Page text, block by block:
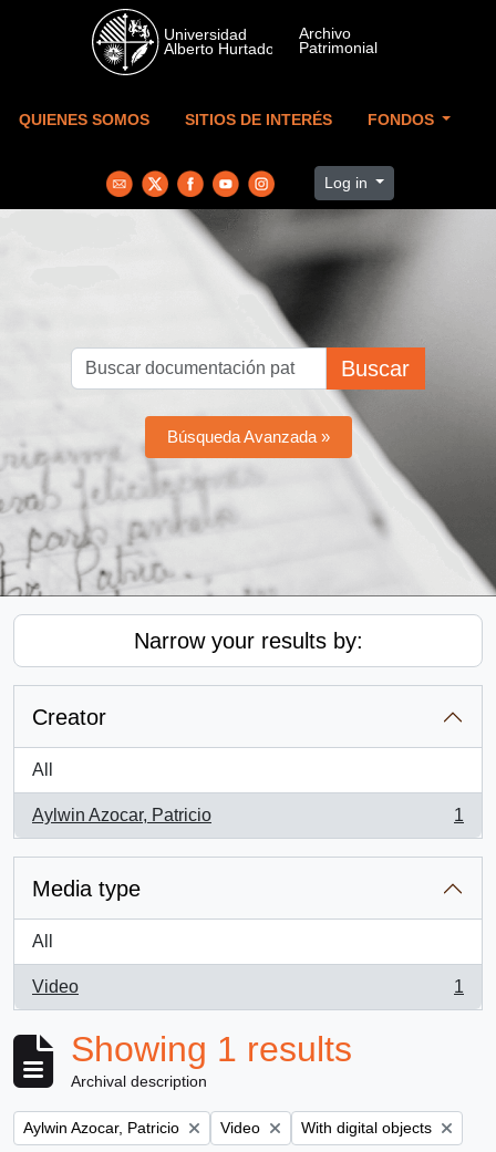
Skip to main content
QUIENES SOMOS SITIOS DE INTERÉS FONDOS
Log in
Buscar
Búsqueda Avanzada »
Narrow your results by:
Creator
All
Aylwin Azocar, Patricio
, 1 results
1
Media type
All
Video
, 1 results
1
Showing 1 results
Archival description
Remove filter:
Aylwin Azocar, Patricio Remove filter:
Video Remove filter:
With digital objects